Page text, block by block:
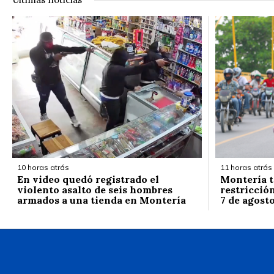
10 horas atrás
En video quedó registrado el
violento asalto de seis hombres
armados a una tienda en Montería
11 horas atrás
Montería
7 de agosto